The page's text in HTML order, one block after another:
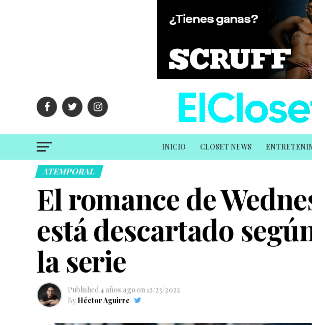
INICIO CLOSET NEWS
ATEMPORAL
El romance de
está descartado
la serie
Published4 años ago on 12/23/2022
By Héctor Aguirre